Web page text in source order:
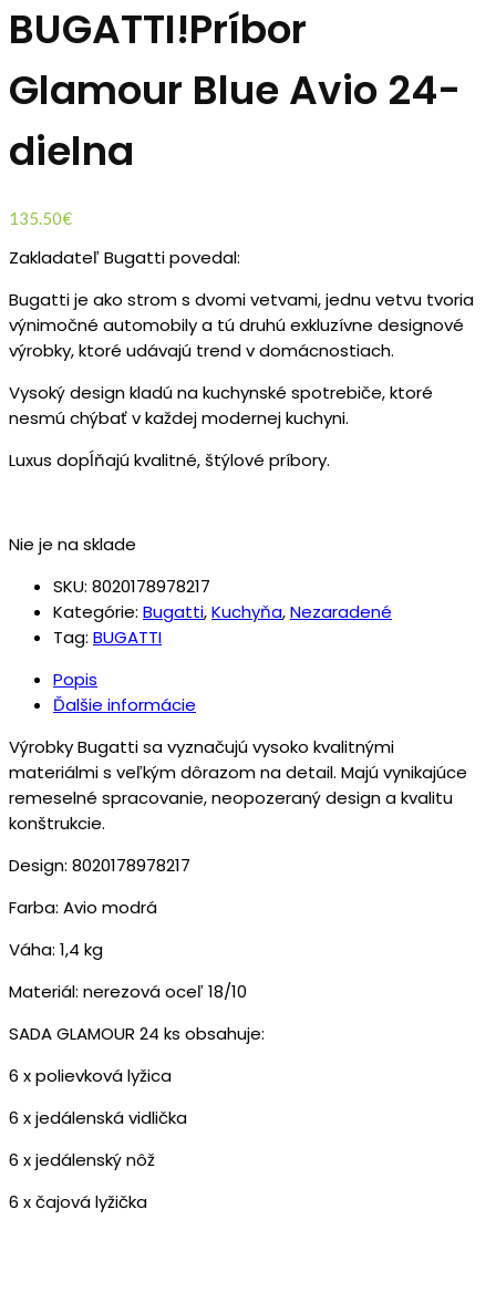
BUGATTI!Príbor
Glamour Blue Avio 24-
dielna
135.50€
Zakladateľ Bugatti povedal:
Bugatti je ako strom s dvomi vetvami, jednu vetvu tvoria
výnimočné automobily a tú druhú exkluzívne designové
výrobky, ktoré udávajú trend v domácnostiach.
Vysoký design kladú na kuchynské spotrebiče, ktoré
nesmú chýbať v každej modernej kuchyni.
Luxus dopĺňajú kvalitné, štýlové príbory.
Nie je na sklade
SKU: 8020178978217
Kategórie: Bugatti,Kuchyňa,Nezaradené
Tag: BUGATTI
Popis
Ďalšie informácie
Výrobky Bugatti sa vyznačujú vysoko kvalitnými
materiálmi s veľkým dôrazom na detail. Majú vynikajúce
remeselné spracovanie, neopozeraný design a kvalitu
konštrukcie.
Design: 8020178978217
Farba: Avio modrá
Váha: 1,4 kg
Materiál: nerezová oceľ 18/10
SADA GLAMOUR 24 ks obsahuje:
6 x polievková lyžica
6 x jedálenská vidlička
6 x jedálenský nôž
6 x čajová lyžička